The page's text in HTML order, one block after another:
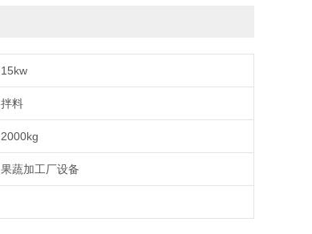
15kw
拌料
2000kg
果蔬加工厂设备